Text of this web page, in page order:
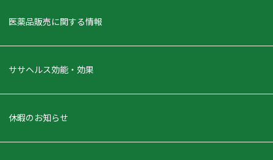
医薬品販売に関する情報
ササヘルス効能・効果
休暇のお知らせ